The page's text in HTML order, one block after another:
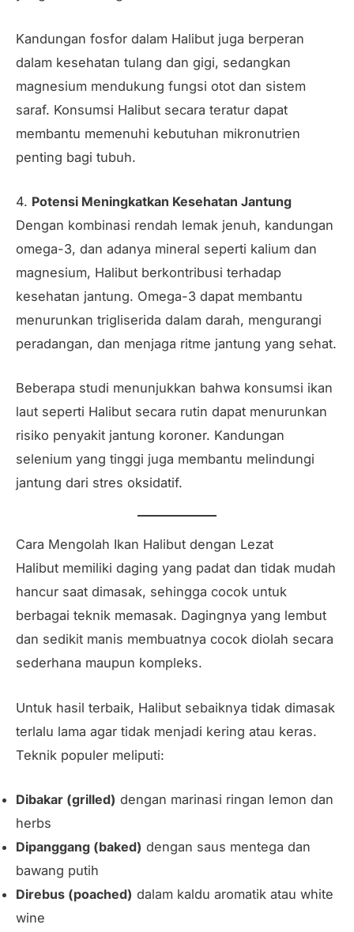
Kandungan fosfor dalam Halibut juga berperan
dalam kesehatan tulang dan gigi, sedangkan
magnesium mendukung fungsi otot dan sistem
saraf. Konsumsi Halibut secara teratur dapat
membantu memenuhi kebutuhan mikronutrien
penting bagi tubuh.
4. Potensi Meningkatkan Kesehatan Jantung
Dengan kombinasi rendah lemak jenuh, kandungan
omega-3, dan adanya mineral seperti kalium dan
magnesium, Halibut berkontribusi terhadap
kesehatan jantung. Omega-3 dapat membantu
menurunkan trigliserida dalam darah, mengurangi
peradangan, dan menjaga ritme jantung yang sehat.
Beberapa studi menunjukkan bahwa konsumsi ikan
laut seperti Halibut secara rutin dapat menurunkan
risiko penyakit jantung koroner. Kandungan
selenium yang tinggi juga membantu melindungi
jantung dari stres oksidatif.
Cara Mengolah Ikan Halibut dengan Lezat
Halibut memiliki daging yang padat dan tidak mudah
hancur saat dimasak, sehingga cocok untuk
berbagai teknik memasak. Dagingnya yang lembut
dan sedikit manis membuatnya cocok diolah secara
sederhana maupun kompleks.
Untuk hasil terbaik, Halibut sebaiknya tidak dimasak
terlalu lama agar tidak menjadi kering atau keras.
Teknik populer meliputi:
Dibakar (grilled) dengan marinasi ringan lemon dan
herbs
Dipanggang (baked) dengan saus mentega dan
bawang putih
Direbus (poached) dalam kaldu aromatik atau white
wine